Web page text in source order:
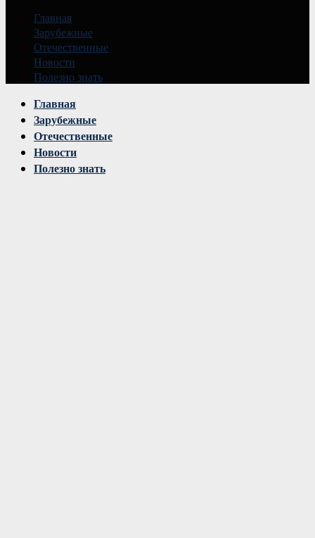
Главная
Зарубежные
Отечественные
Новости
Полезно знать
Главная
Зарубежные
Отечественные
Новости
Полезно знать